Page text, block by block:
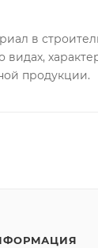
в
продукции.